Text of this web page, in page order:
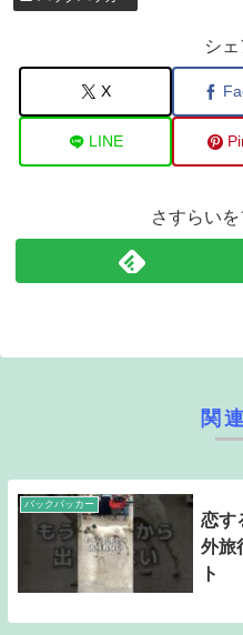
シ
X
LINE
さすらい
関
バックパッカー
恋す
外旅
ト